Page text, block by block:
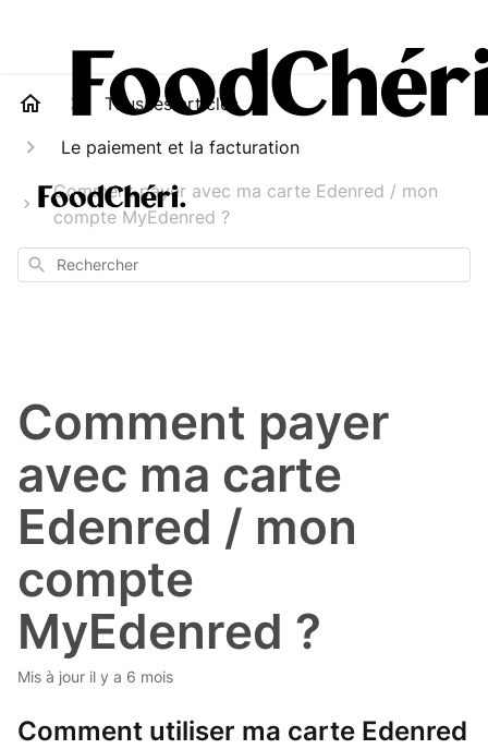
Tous les articles
Le paiement et la facturation
Comment payer avec ma carte Edenred / mon
compte MyEdenred ?
Rechercher
Comment payer
avec ma carte
Edenred / mon
compte
MyEdenred ?
Mis à jour il y a 6 mois
Comment utiliser ma carte Edenred